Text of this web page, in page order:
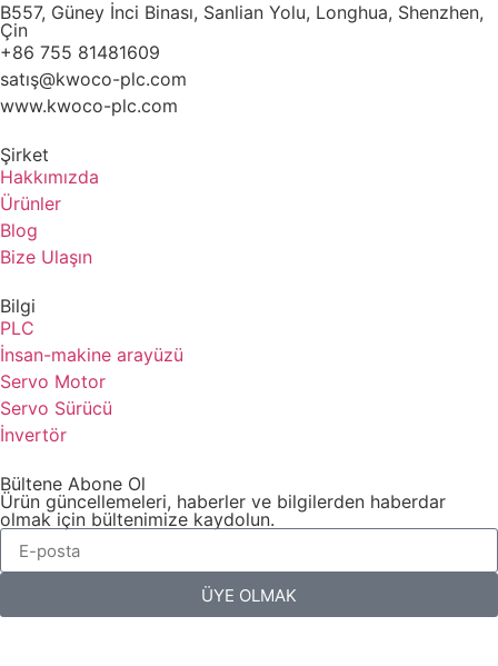
B557, Güney İnci Binası, Sanlian Yolu, Longhua, Shenzhen,
Çin
+86 755 81481609
satış@kwoco-plc.com
www.kwoco-plc.com
Şirket
Hakkımızda
Ürünler
Blog
Bize Ulaşın
Bilgi
PLC
İnsan-makine arayüzü
Servo Motor
Servo Sürücü
İnvertör
Bültene Abone Ol
Ürün güncellemeleri, haberler ve bilgilerden haberdar
olmak için bültenimize kaydolun.
ÜYE OLMAK